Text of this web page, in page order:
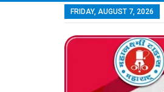
FRIDAY, AUGUST 7, 2026